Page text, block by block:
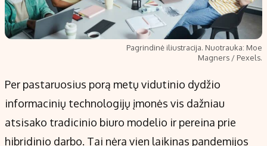
Pagrindinė iliustracija. Nuotrauka: Moe
Magners / Pexels.
Per pastaruosius porą metų vidutinio dydžio
informacinių technologijų įmonės vis dažniau
atsisako tradicinio biuro modelio ir pereina prie
hibridinio darbo. Tai nėra vien laikinas pandemijos